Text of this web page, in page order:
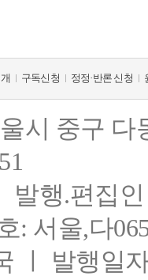
구독신청 정정·반론 신청
시 중구
발행.편집
: 서울,다
ㅣ 발행일